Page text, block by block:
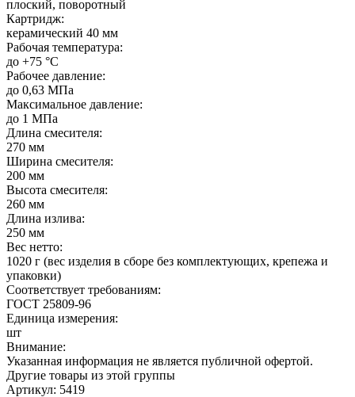
плоский, поворотный
Картридж:
керамический 40 мм
Рабочая температура:
до +75 °C
Рабочее давление:
до 0,63 МПа
Максимальное давление:
до 1 МПа
Длина смесителя:
270 мм
Ширина смесителя:
200 мм
Высота смесителя:
260 мм
Длина излива:
250 мм
Вес нетто:
1020 г (вес изделия в сборе без комплектующих, крепежа и
упаковки)
Соответствует требованиям:
ГОСТ 25809-96
Единица измерения:
шт
Внимание:
Указанная информация не является публичной офертой.
Другие товары из этой группы
Артикул: 5419